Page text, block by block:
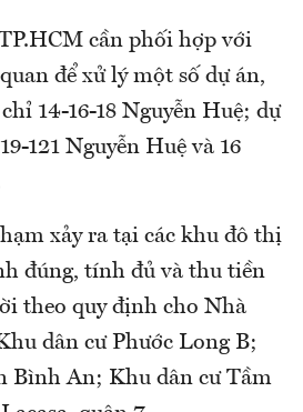
cần phối hợp với
để xử lý một số dự án,
14-16-18 Nguyễn Huệ; dự
121 Nguyễn Huệ và 16
xảy ra tại các khu đô thị
đúng, tính đủ và thu tiền
theo quy định cho Nhà
dân cư Phước Long B;
Bình An; Khu dân cư Tầm